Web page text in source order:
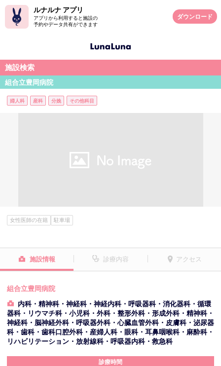
ルナルナ アプリ
アプリから利用すると施設の
予約やデータ共有ができます
ダウンロード
施設検索
組合立豊岡病院
婦人科 産科 分娩 その他科目
女性医師の在籍 駐車場
施設情報 診療内容 アクセス
組合立豊岡病院
内科・精神科・神経科・神経内科・呼吸器科・消化器科・循環
器科・リウマチ科・小児科・外科・整形外科・形成外科・精神科・
神経科・脳神経外科・呼吸器外科・心臓血管外科・皮膚科・泌尿器
科・歯科・歯科口腔外科・産婦人科・眼科・耳鼻咽喉科・麻酔科・
リハビリテーション・放射線科・呼吸器内科・救急科
診療時間